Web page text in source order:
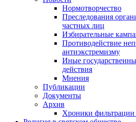
Нормотворчество
Преследования
частных лиц
Избирательные
Противодействие
антиэкстремизму
Иные
действия
Мнения
Публикации
Документы
Архив
Хроники фильтрации